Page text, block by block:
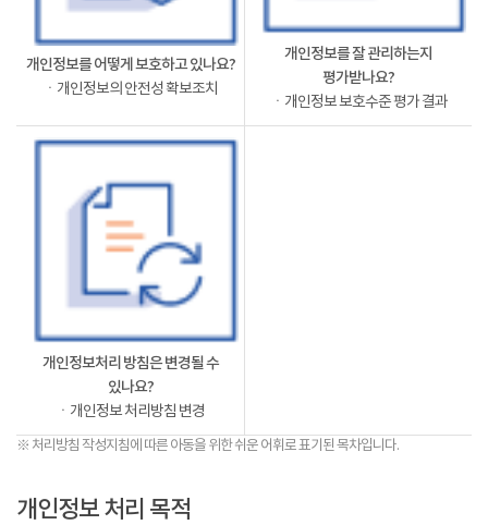
개인정보를 어떻게 보호하고 있나요?
ㆍ개인정보의 안전성 확보조치
개인정보를 잘 관리하는지
평가받나요?
ㆍ개인정보 보호수준 평가 결과
개인정보처리 방침은 변경될 수
있나요?
ㆍ개인정보 처리방침 변경
※ 처리방침 작성지침에 따른 아동을 위한 쉬운 어휘로 표기된 목차입니다.
개인정보 처리 목적